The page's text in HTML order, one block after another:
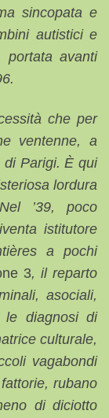
sincopata e
autistici e
portata avanti
che per
ventenne, a
di Parigi. È qui
lordura
’39, poco
istitutore
a pochi
3, il reparto
asociali,
le diagnosi di
culturale,
vagabondi
rubano
di diciotto